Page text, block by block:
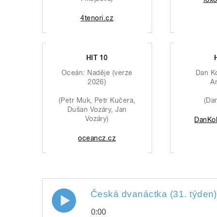
4tenori.cz
HIT 10
Oceán: Naděje (verze
2026)
(Petr Muk, Petr Kučera,
Dušan Vozáry, Jan
Vozáry)
oceancz.cz
Dan
Česká dvanáctka (31. týden)
0:00